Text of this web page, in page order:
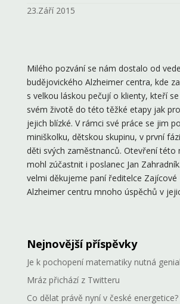
23.Září 2015
Milého pozvání se nám dostalo od
budějovického Alzheimer centra, kde
s velkou láskou pečují o klienty, kteří
svém životě do této těžké etapy jak
jejich blízké. V rámci své práce se jim
miniškolku, dětskou skupinu, v první
děti svých zaměstnanců. Otevření této
mohl zúčastnit i poslanec Jan
velmi děkujeme paní ředitelce
Alzheimer centru mnoho úspěchů v
Nejnovější příspěvky
Je k pochopení matematiky nutná
Mráz přichází z Twitteru
Co dělat právě nyní v české